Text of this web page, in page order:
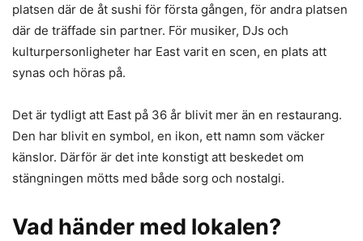
platsen där de åt sushi för första gången, för andra platsen
där de träffade sin partner. För musiker, DJs och
kulturpersonligheter har East varit en scen, en plats att
synas och höras på.
Det är tydligt att East på 36 år blivit mer än en restaurang.
Den har blivit en symbol, en ikon, ett namn som väcker
känslor. Därför är det inte konstigt att beskedet om
stängningen mötts med både sorg och nostalgi.
Vad händer med lokalen?